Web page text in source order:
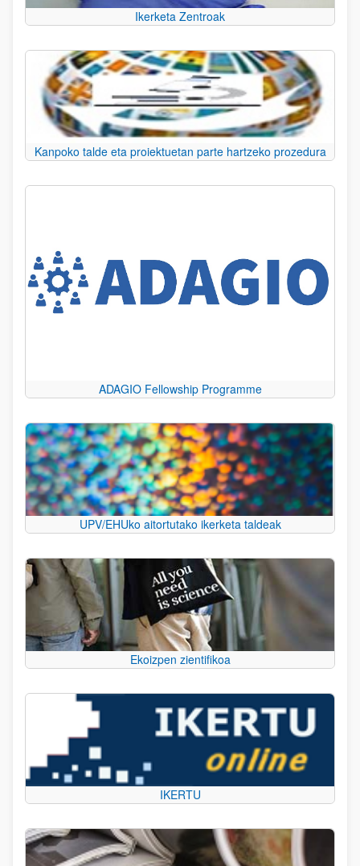
Ikerketa Zentroak
Kanpoko talde eta proiektuetan parte hartzeko prozedura
ADAGIO Fellowship Programme
UPV/EHUko aitortutako ikerketa taldeak
Ekoizpen zientifikoa
IKERTU